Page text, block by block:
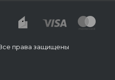
права защищены